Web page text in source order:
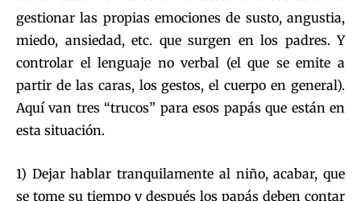
gestionar las propias emociones de susto, angustia,
miedo, ansiedad, etc. que surgen en los padres. Y
controlar el lenguaje no verbal (el que se emite a
partir de las caras, los gestos, el cuerpo en general).
Aquí van tres “trucos” para esos papás que están en
esta situación.
1) Dejar hablar tranquilamente al niño, acabar, que
se tome su tiempo y después los papás deben contar